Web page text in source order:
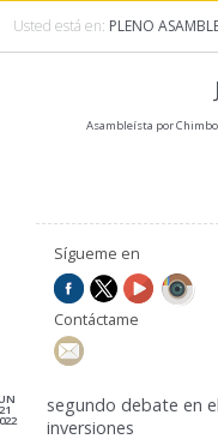
FISCALIZAMOS
PARTICIPACIÓN
RELACIONES INTERNACIONALES
AGENDA
Usted está en: PLENO
Asambleísta por
Sígueme en
Contáctame
21
segundo debate en
inversiones